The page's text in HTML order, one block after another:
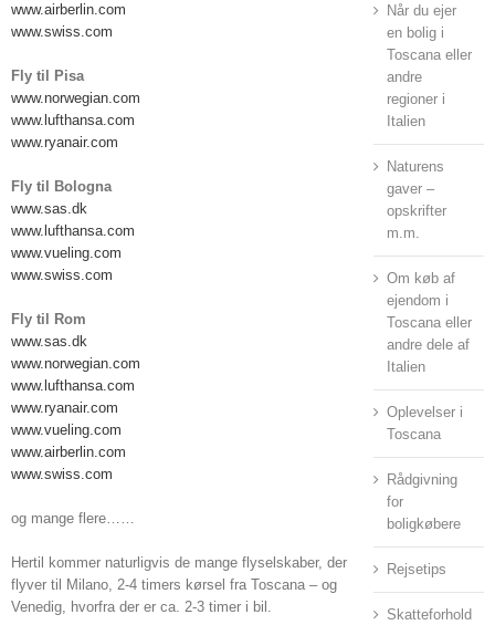
www.airberlin.com
www.swiss.com
Fly til Pisa
www.norwegian.com
www.lufthansa.com
www.ryanair.com
Fly til Bologna
www.sas.dk
www.lufthansa.com
www.vueling.com
www.swiss.com
Fly til Rom
www.sas.dk
www.norwegian.com
www.lufthansa.com
www.ryanair.com
www.vueling.com
www.airberlin.com
www.swiss.com
og mange flere……
Hertil kommer naturligvis de mange flyselskaber, der
flyver til Milano, 2-4 timers kørsel fra Toscana – og
Venedig, hvorfra der er ca. 2-3 timer i bil.
Når du ejer
en bolig i
Toscana eller
andre
regioner i
Italien
Naturens
gaver –
opskrifter
m.m.
Om køb af
ejendom i
Toscana eller
andre dele af
Italien
Oplevelser i
Toscana
Rådgivning
for
boligkøbere
Rejsetips
Skatteforhold